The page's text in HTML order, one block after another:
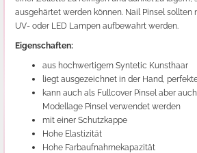
ausgehärtet werden können. Nail Pinsel sollten
UV- oder LED Lampen aufbewahrt werden.
Eigenschaften:
aus hochwertigem Syntetic Kunsthaar
liegt ausgezeichnet in der Hand,
kann auch als Fullcover Pinsel aber
Modellage Pinsel verwendet werden
mit einer Schutzkappe
Hohe Elastizität
Hohe Farbaufnahmekapazität